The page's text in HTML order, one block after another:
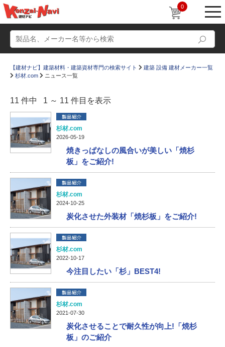
0
動画
かたなび
Q＆A
お気に入り
【建材ナビ】建築材料・建築資材専門の検索サイト
建築 設備 建材メーカー一覧
杉材.com
ニュース一覧
11 件中 1 ～ 11 件目を表示
杉材.com
2026-05-19
焼きっぱなしの風合いが美しい「焼杉
板」をご紹介!
杉材.com
2024-10-25
炭化させた外装材「焼杉板」をご紹介!
杉材.com
2022-10-17
今注目したい「杉」BEST4!
杉材.com
2021-07-30
炭化させることで耐久性が向上!「焼杉
板」のご紹介